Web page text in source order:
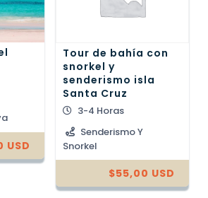
USD
Tour de bahía con
snorkel y
senderismo isla
Santa Cruz
3-4 Horas
Senderismo Y
Snorkel
$55,00 USD